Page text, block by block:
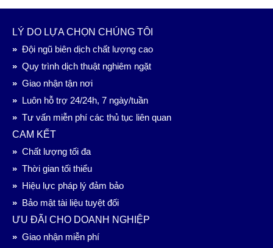
LÝ DO LỰA CHỌN CHÚNG TÔI
» Đội ngũ biên dịch chất lượng cao
» Quy trình dịch thuật nghiêm ngặt
» Giao nhận tận nơi
» Luôn hỗ trợ 24/24h, 7 ngày/tuần
» Tư vấn miễn phí các thủ tục liên quan
CAM KẾT
» Chất lượng tối đa
» Thời gian tối thiểu
» Hiệu lực pháp lý đảm bảo
» Bảo mật tài liệu tuyệt đối
ƯU ĐÃI CHO DOANH NGHIỆP
» Giao nhận miễn phí